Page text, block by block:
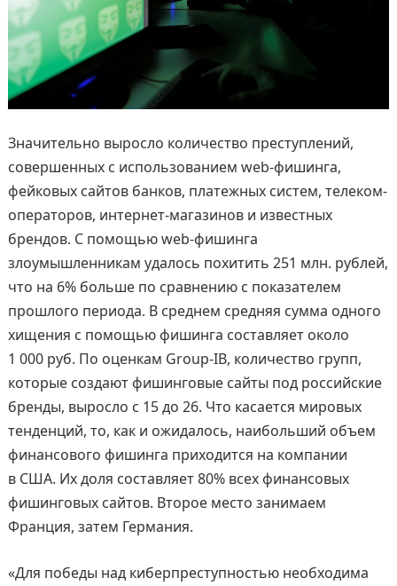
Значительно выросло количество преступлений,
совершенных с использованием web-фишинга,
фейковых сайтов банков, платежных систем, телеком-
операторов, интернет-магазинов и известных
брендов. С помощью web-фишинга
злоумышленникам удалось похитить 251 млн. рублей,
что на 6% больше по сравнению с показателем
прошлого периода. В среднем средняя сумма одного
хищения с помощью фишинга составляет около
1 000 руб. По оценкам Group-IB, количество групп,
которые создают фишинговые сайты под российские
бренды, выросло с 15 до 26. Что касается мировых
тенденций, то, как и ожидалось, наибольший объем
финансового фишинга приходится на компании
в США. Их доля составляет 80% всех финансовых
фишинговых сайтов. Второе место занимаем
Франция, затем Германия.
«Для победы над киберпреступностью необходима